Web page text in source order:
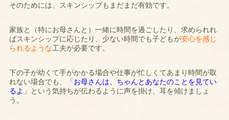
そのためには、スキンシップもまだまだ有効です。
家族と（特にお母さんと）一緒に時間を過ごしたり、求められれ
ばスキンシップに応じたり、少ない時間でも子どもが安心を感じ
られるような工夫が必要です。
下の子が幼くて手がかかる場合や仕事が忙しくてあまり時間が取
れない場合でも、「 お母さんは、ちゃんとあなたのことを見てい
るよ 」という気持ちが伝わるように声を掛け、耳を傾けましょ
う。